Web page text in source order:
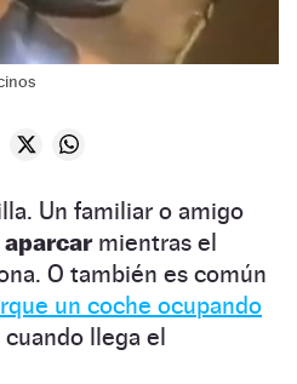
Un familiar o amigo
mientras el
O también es común
un coche ocupando
llega el